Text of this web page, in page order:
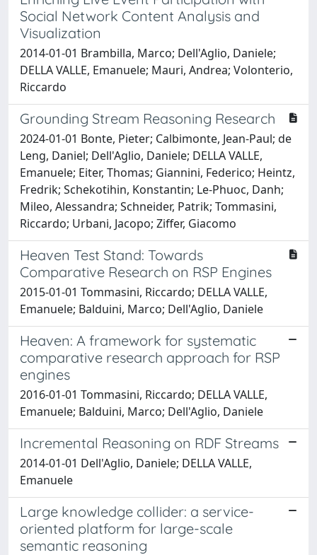
Social Network Content Analysis and
Visualization
2014-01-01 Brambilla, Marco; Dell'Aglio, Daniele;
DELLA VALLE, Emanuele; Mauri, Andrea; Volonterio,
Riccardo
Grounding Stream Reasoning Research
2024-01-01 Bonte, Pieter; Calbimonte, Jean-Paul; de
Leng, Daniel; Dell'Aglio, Daniele; DELLA VALLE,
Emanuele; Eiter, Thomas; Giannini, Federico; Heintz,
Fredrik; Schekotihin, Konstantin; Le-Phuoc, Danh;
Mileo, Alessandra; Schneider, Patrik; Tommasini,
Riccardo; Urbani, Jacopo; Ziffer, Giacomo
Heaven Test Stand: Towards
Comparative Research on RSP Engines
2015-01-01 Tommasini, Riccardo; DELLA VALLE,
Emanuele; Balduini, Marco; Dell'Aglio, Daniele
Heaven: A framework for systematic
comparative research approach for RSP
engines
2016-01-01 Tommasini, Riccardo; DELLA VALLE,
Emanuele; Balduini, Marco; Dell'Aglio, Daniele
Incremental Reasoning on RDF Streams
2014-01-01 Dell'Aglio, Daniele; DELLA VALLE,
Emanuele
Large knowledge collider: a service-
oriented platform for large-scale
semantic reasoning